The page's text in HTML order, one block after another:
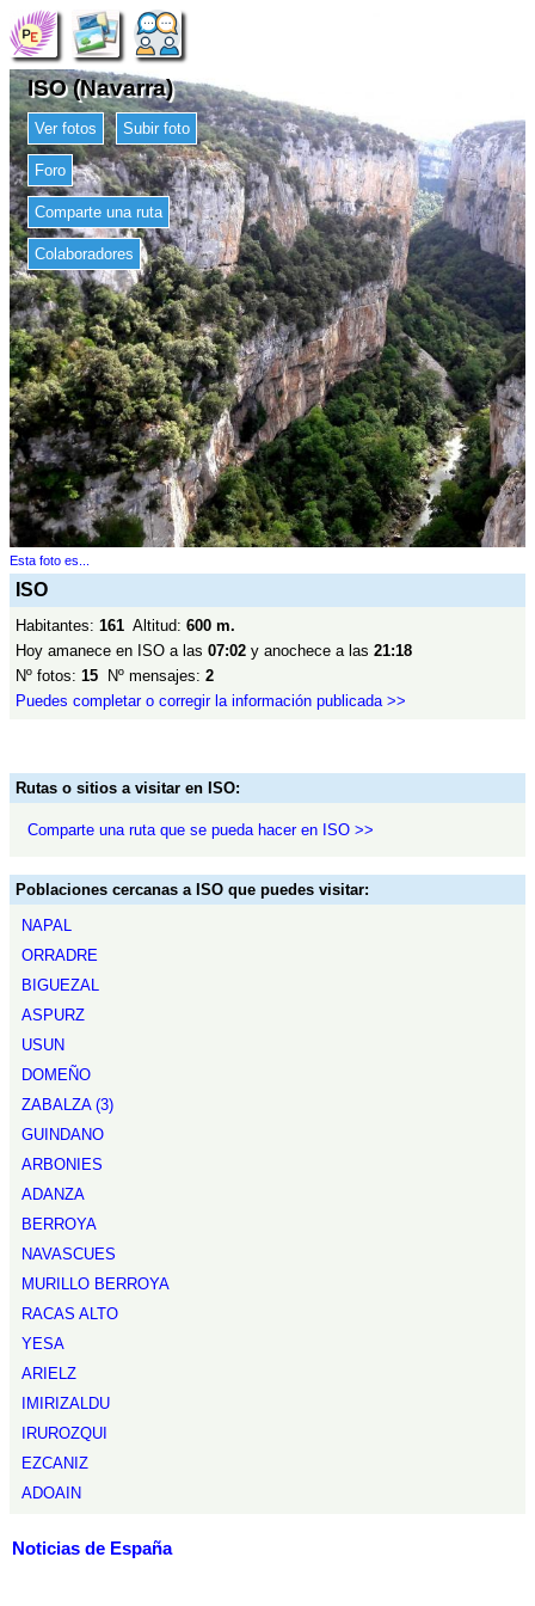
ISO (Navarra)
Ver fotos Subir foto
Foro
Comparte una ruta
Colaboradores
Esta foto es...
ISO
Habitantes: 161 Altitud: 600 m.
Hoy amanece en ISO a las 07:02 y anochece a las 21:18
Nº fotos: 15 Nº mensajes: 2
Puedes completar o corregir la información publicada >>
Rutas o sitios a visitar en ISO:
Comparte una ruta que se pueda hacer en ISO >>
Poblaciones cercanas a ISO que puedes visitar:
NAPAL
ORRADRE
BIGUEZAL
ASPURZ
USUN
DOMEÑO
ZABALZA (3)
GUINDANO
ARBONIES
ADANZA
BERROYA
NAVASCUES
MURILLO BERROYA
RACAS ALTO
YESA
ARIELZ
IMIRIZALDU
IRUROZQUI
EZCANIZ
ADOAIN
Noticias de España